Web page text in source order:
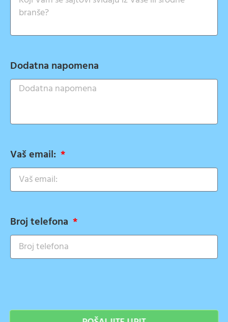
Dodatna napomena
Vaš email:
Broj telefona